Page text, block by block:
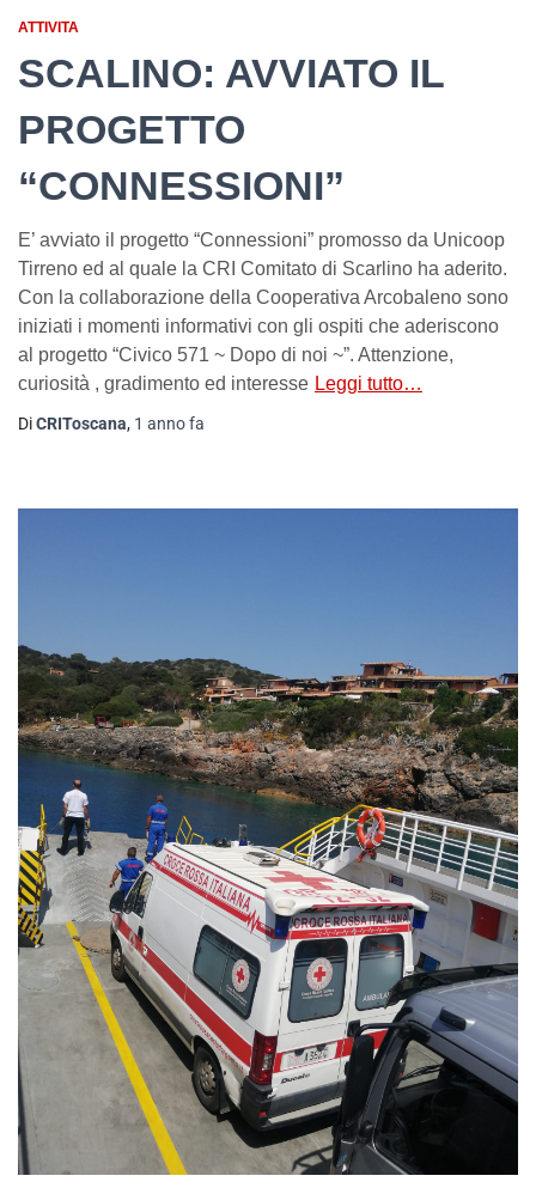
ATTIVITA
SCALINO: AVVIATO IL
PROGETTO
“CONNESSIONI”
E’ avviato il progetto “Connessioni” promosso da Unicoop
Tirreno ed al quale la CRI Comitato di Scarlino ha aderito.
Con la collaborazione della Cooperativa Arcobaleno sono
iniziati i momenti informativi con gli ospiti che aderiscono
al progetto “Civico 571 ~ Dopo di noi ~”. Attenzione,
curiosità , gradimento ed interesse Leggi tutto…
DiCRIToscana, 1 annofa